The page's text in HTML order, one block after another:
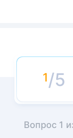
/5
Вопрос 1